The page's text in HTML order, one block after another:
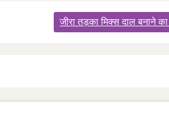
जीरा तड़का मिक्स दाल बनाने का